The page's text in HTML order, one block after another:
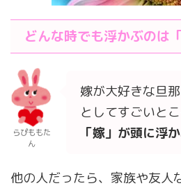
どんな時でも浮かぶのは「
らぴももた
ん
嫁が大好きな旦
としてすごいと
「嫁」が頭に浮
他の人だったら、家族や友人